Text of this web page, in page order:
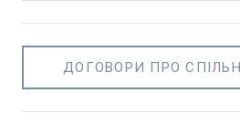
ДОГОВОРИ ПРО